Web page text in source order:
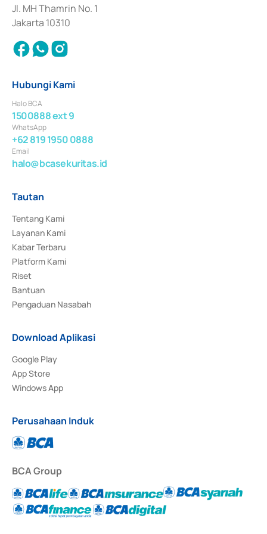
Jl. MH Thamrin No. 1
Jakarta 10310
Hubungi Kami
Halo BCA
1500888 ext 9
WhatsApp
+62 819 1950 0888
Email
halo@bcasekuritas.id
Tautan
Tentang Kami
Layanan Kami
Kabar Terbaru
Platform Kami
Riset
Bantuan
Pengaduan Nasabah
Download Aplikasi
Google Play
App Store
Windows App
Perusahaan Induk
BCA Group